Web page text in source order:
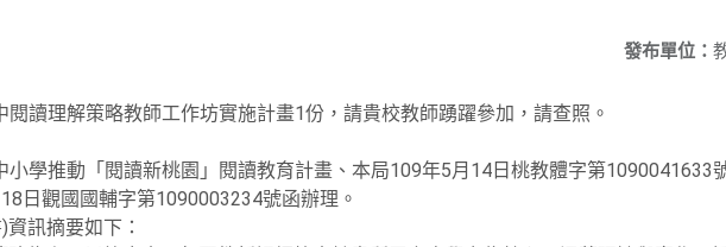
發布單位：
讀理解策略教師工作坊實施計畫1份，請貴校教師踴躍參加，請查照。
小學推動「閱讀新桃園」閱讀教育計畫、本局109年5月14日桃教體字第1090041633
日觀國國輔字第1090003234號函辦理。
訊摘要如下：